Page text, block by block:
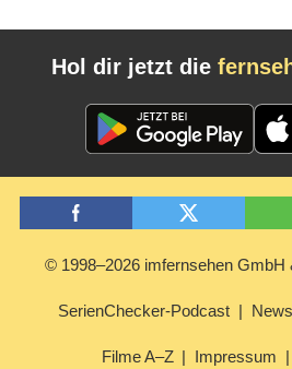
Hol dir jetzt die
© 1998–2026 imfernsehen GmbH
SerienChecker-Podcast
Filme A–Z Impressum